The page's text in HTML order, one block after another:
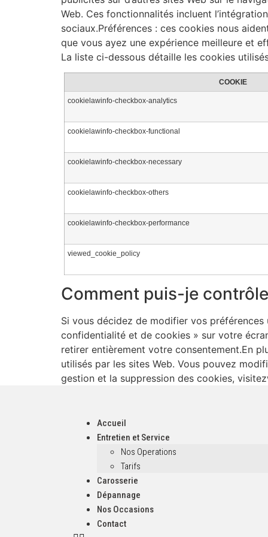
Web. Ces fonctionnalités incluent
sociaux.Préférences : ces cookies nous
que vous ayez une expérience meilleure et
La liste ci-dessous détaille les cookies
COOKIE
cookielawinfo-checkbox-analytics
cookielawinfo-checkbox-functional
cookielawinfo-checkbox-necessary
cookielawinfo-checkbox-others
cookielawinfo-checkbox-performance
viewed_cookie_policy
Comment puis-je
Si vous décidez de modifier vos
confidentialité et de cookies » sur votre
retirer entièrement votre consentement.En
utilisés par les sites Web. Vous pouvez
gestion et la suppression des cookies,
Accueil
Entretien et Service
Nos Operations
Tarifs
Carosserie
Dépannage
Nos Occasions
Contact